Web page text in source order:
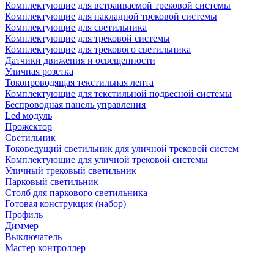
Комплектующие для встраиваемой трековой системы
Комплектующие для накладной трековой системы
Комплектующие для светильника
Комплектующие для трековой системы
Комплектующие для трекового светильника
Датчики движения и освещенности
Уличная розетка
Токопроводящая текстильная лента
Комплектующие для текстильной подвесной системы
Беспроводная панель управления
Led модуль
Прожектор
Светильник
Токоведущий светильник для уличной трековой систем
Комплектующие для уличной трековой системы
Уличный трековый светильник
Парковый светильник
Столб для паркового светильника
Готовая конструкция (набор)
Профиль
Диммер
Выключатель
Мастер контроллер